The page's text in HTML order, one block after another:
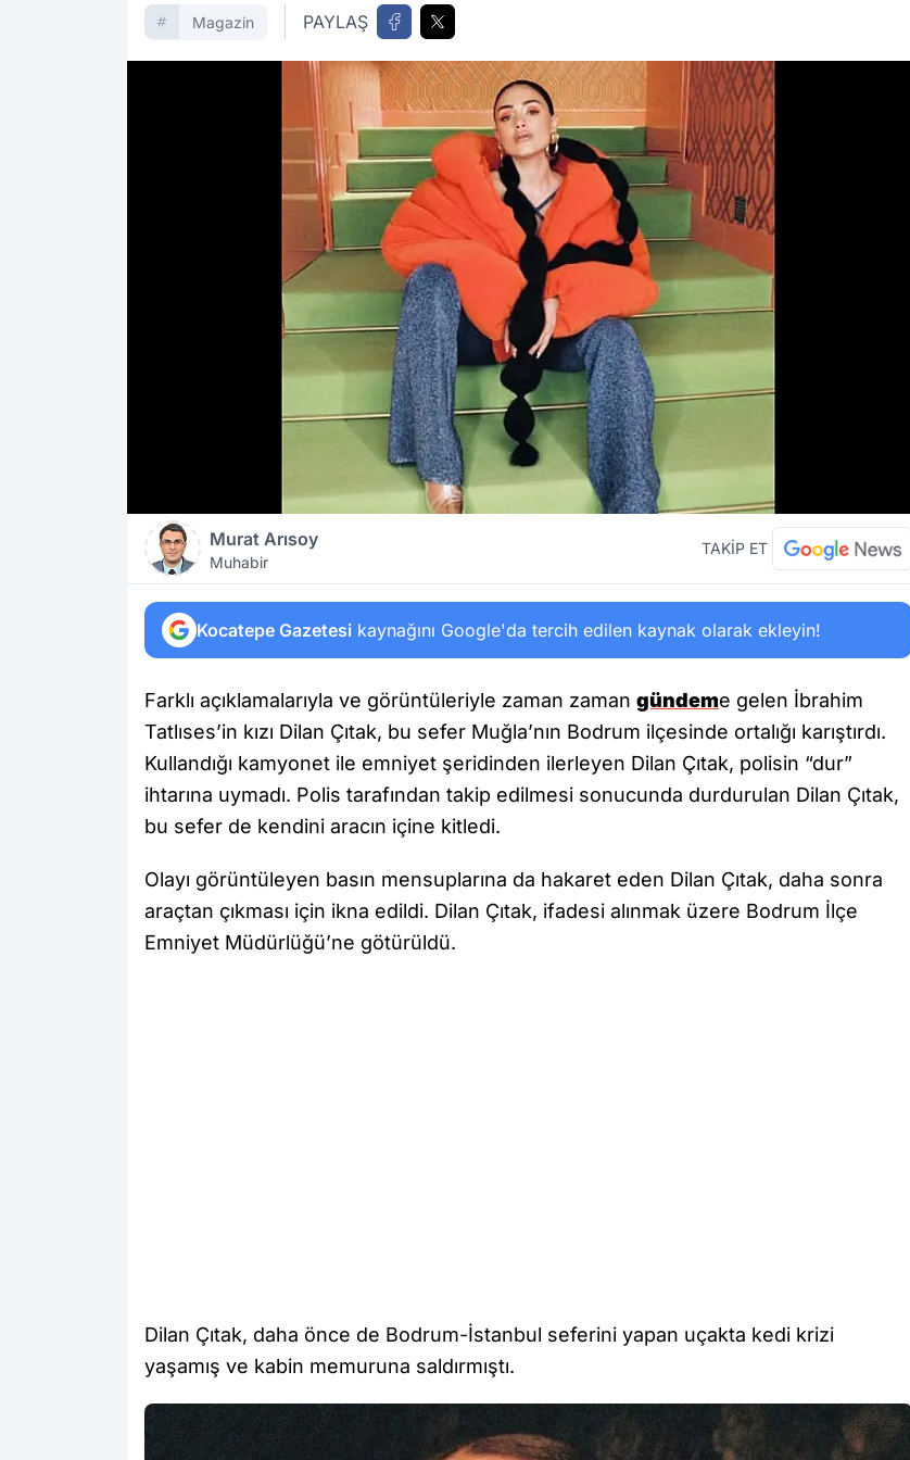
Magazin PAYLAŞ
Murat Arısoy
Muhabir
TAKİP ET
Kocatepe Gazetesi kaynağını Google'da tercih edilen kaynak olarak ekleyin!
Farklı açıklamalarıyla ve görüntüleriyle zaman zaman gündeme gelen İbrahim
Tatlıses’in kızı Dilan Çıtak, bu sefer Muğla’nın Bodrum ilçesinde ortalığı karıştırdı.
Kullandığı kamyonet ile emniyet şeridinden ilerleyen Dilan Çıtak, polisin “dur”
ihtarına uymadı. Polis tarafından takip edilmesi sonucunda durdurulan Dilan Çıtak,
bu sefer de kendini aracın içine kitledi.
Olayı görüntüleyen basın mensuplarına da hakaret eden Dilan Çıtak, daha sonra
araçtan çıkması için ikna edildi. Dilan Çıtak, ifadesi alınmak üzere Bodrum İlçe
Emniyet Müdürlüğü’ne götürüldü.
Dilan Çıtak, daha önce de Bodrum-İstanbul seferini yapan uçakta kedi krizi
yaşamış ve kabin memuruna saldırmıştı.